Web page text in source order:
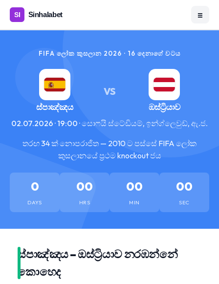
☰
FIFA ලෝක කුසලාන 2026 · 16 දෙනාගේ වටය
ස්පාඤ්ඤය
VS
ඔස්ට්‍රියාව
02.07.2026 · 19:00 · සොෆයි ස්ටේඩියම්, ඉන්ග්ලෙවුඩ්, ඇ.ජ.
තරඟ 34 ක් නොපරාජිත — 2010 ට පස්සේ FIFA ලෝක
කුසලානයේ ප්‍රථම knockout ජය
0
DAYS
00
HRS
00
MIN
00
SEC
ස්පාඤ්ඤය – ඔස්ට්‍රියාව නරඹන්නේ
කොහෙද